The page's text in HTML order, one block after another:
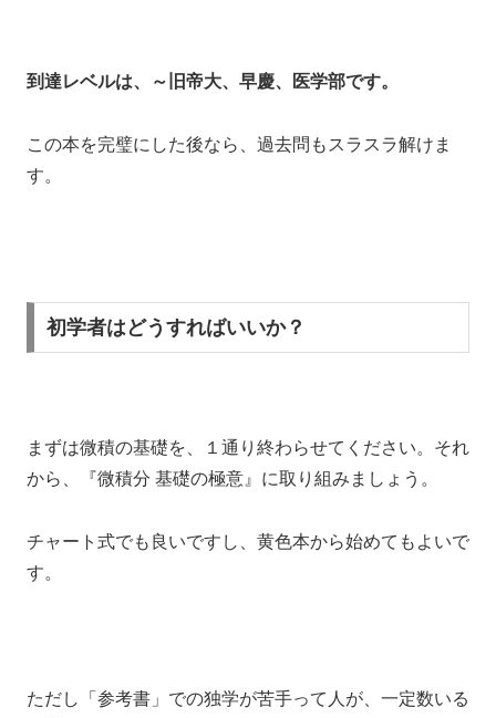
到達レベルは、～旧帝大、早慶、医学部です。
この本を完璧にした後なら、過去問もスラスラ解けま
す。
初学者はどうすればいいか？
まずは微積の基礎を、１通り終わらせてください。それ
から、『微積分 基礎の極意』に取り組みましょう。
チャート式でも良いですし、黄色本から始めてもよいで
す。
ただし「参考書」での独学が苦手って人が、一定数いる